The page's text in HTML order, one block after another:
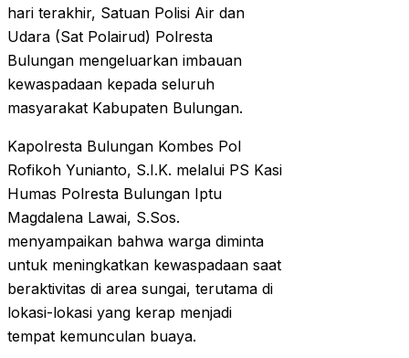
hari terakhir, Satuan Polisi Air dan
Udara (Sat Polairud) Polresta
Bulungan mengeluarkan imbauan
kewaspadaan kepada seluruh
masyarakat Kabupaten Bulungan.
Kapolresta Bulungan Kombes Pol
Rofikoh Yunianto, S.I.K. melalui PS Kasi
Humas Polresta Bulungan Iptu
Magdalena Lawai, S.Sos.
menyampaikan bahwa warga diminta
untuk meningkatkan kewaspadaan saat
beraktivitas di area sungai, terutama di
lokasi-lokasi yang kerap menjadi
tempat kemunculan buaya.